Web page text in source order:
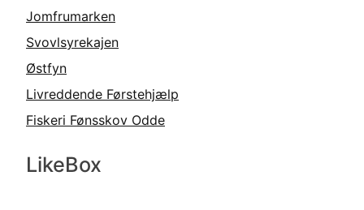
Jomfrumarken
Svovlsyrekajen
Østfyn
Livreddende Førstehjælp
Fiskeri Fønsskov Odde
LikeBox